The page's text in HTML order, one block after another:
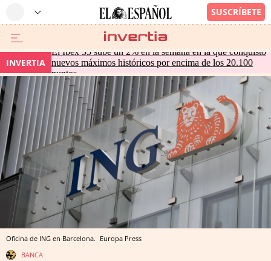
INVERTIA
El Ibex 35 sube un 2% en la semana en la que conquistó
nuevos máximos históricos por encima de los 20.100
puntos
Oficina de ING en Barcelona. Europa Press
BANCA